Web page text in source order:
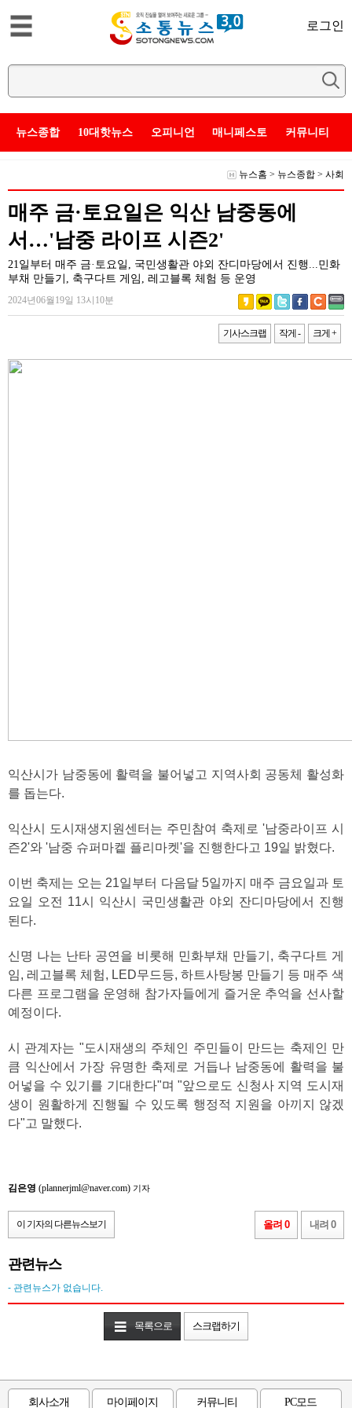
로그인
뉴스종합 10대핫뉴스 오피니언 매니페스토 커뮤니티
뉴스홈 > 뉴스종합 > 사회
매주 금·토요일은 익산 남중동에
서…'남중 라이프 시즌2'
21일부터 매주 금·토요일, 국민생활관 야외 잔디마당에서 진행...민화
부채 만들기, 축구다트 게임, 레고블록 체험 등 운영
2024년06월19일 13시10분
기사스크랩 작게 - 크게 +
익산시가 남중동에 활력을 불어넣고 지역사회 공동체 활성화
를 돕는다.
익산시 도시재생지원센터는 주민참여 축제로 '남중라이프 시
즌2'와 '남중 슈퍼마켙 플리마켓'을 진행한다고 19일 밝혔다.
이번 축제는 오는 21일부터 다음달 5일까지 매주 금요일과 토
요일 오전 11시 익산시 국민생활관 야외 잔디마당에서 진행
된다.
신명 나는 난타 공연을 비롯해 민화부채 만들기, 축구다트 게
임, 레고블록 체험, LED무드등, 하트사탕봉 만들기 등 매주 색
다른 프로그램을 운영해 참가자들에게 즐거운 추억을 선사할
예정이다.
시 관계자는 "도시재생의 주체인 주민들이 만드는 축제인 만
큼 익산에서 가장 유명한 축제로 거듭나 남중동에 활력을 불
어넣을 수 있기를 기대한다"며 "앞으로도 신청사 지역 도시재
생이 원활하게 진행될 수 있도록 행정적 지원을 아끼지 않겠
다"고 말했다.
김은영 (plannerjml@naver.com) 기자
이 기자의 다른뉴스보기 올려 0 내려 0
관련뉴스
- 관련뉴스가 없습니다.
목록으로 스크랩하기
회사소개 마이페이지 커뮤니티 PC모드